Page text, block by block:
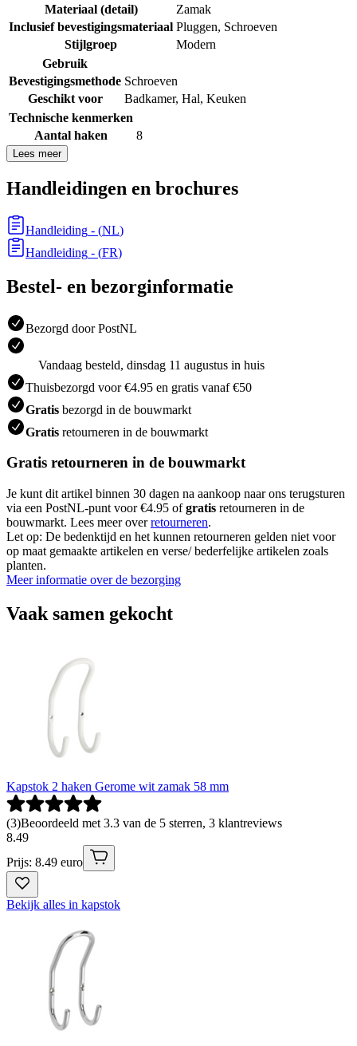
Materiaal (detail)
Zamak
Inclusief bevestigingsmateriaal Pluggen, Schroeven
Stijlgroep
Modern
Gebruik
Bevestigingsmethode Schroeven
Geschikt voor
Badkamer, Hal, Keuken
Technische kenmerken
Aantal haken
8
Lees meer
Handleidingen en brochures
Handleiding - (NL)
Handleiding - (FR)
Bestel- en bezorginformatie
Bezorgd door PostNL
Vandaag besteld, dinsdag 11 augustus in huis
Thuisbezorgd voor €4.95 en gratis vanaf €50
Gratis bezorgd in de bouwmarkt
Gratis retourneren in de bouwmarkt
Gratis retourneren in de bouwmarkt
Je kunt dit artikel binnen 30 dagen na aankoop naar ons terugsturen
via een PostNL-punt voor €4.95 ofgratis retourneren in de
bouwmarkt. Lees meer overretourneren.
Let op: De bedenktijd en het kunnen retourneren gelden niet voor
op maat gemaakte artikelen en verse/ bederfelijke artikelen zoals
planten.
Meer informatie over de bezorging
Vaak samen gekocht
Kapstok 2 haken Gerome wit zamak 58 mm
(3)Beoordeeld met 3.3 van de 5 sterren, 3 klantreviews
8.49
Prijs: 8.49 euro
Bekijk alles in kapstok